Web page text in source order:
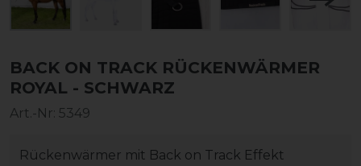
BACK ON TRACK RÜCKENWÄRMER
ROYAL - SCHWARZ
Art.-Nr: 5349
Rückenwärmer mit Back on Track Effekt